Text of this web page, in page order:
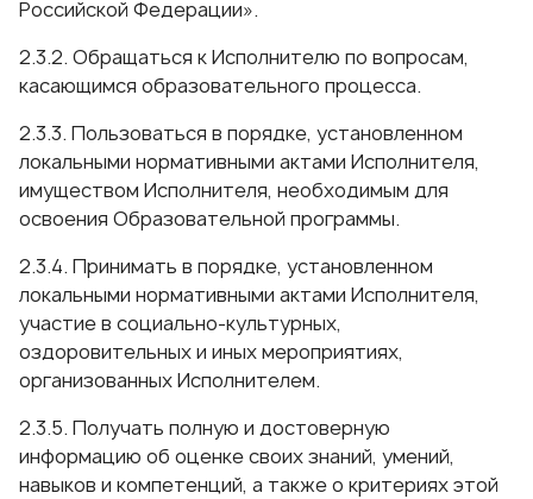
Российской Федерации».
2.3.2. Обращаться к Исполнителю по вопросам,
касающимся образовательного процесса.
2.3.3. Пользоваться в порядке, установленном
локальными нормативными актами Исполнителя,
имуществом Исполнителя, необходимым для
освоения Образовательной программы.
2.3.4. Принимать в порядке, установленном
локальными нормативными актами Исполнителя,
участие в социально-культурных,
оздоровительных и иных мероприятиях,
организованных Исполнителем.
2.3.5. Получать полную и достоверную
информацию об оценке своих знаний, умений,
навыков и компетенций, а также о критериях этой